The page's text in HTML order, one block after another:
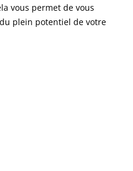
vous permet de vous
plein potentiel de votre